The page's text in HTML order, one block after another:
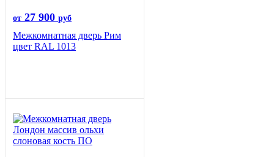
от 27 900 руб
Межкомнатная дверь Рим
цвет RAL 1013